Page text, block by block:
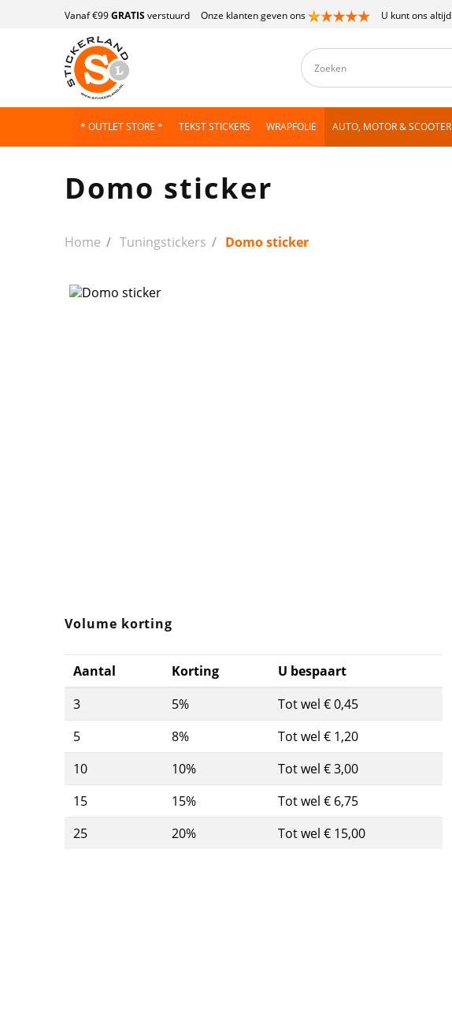
Vanaf €99GRATIS verstuurd Onze klanten geven ons U kunt ons altijd
* OUTLET STORE * TEKST STICKERS WRAPFOLIE AUTO, MOTOR & SCOOTER
Domo sticker
Home Tuningstickers Domo sticker
Volume korting
Aantal Korting
U bespaart
3
5%
Tot wel € 0,45
5
8%
Tot wel € 1,20
10
10%
Tot wel € 3,00
15
15%
Tot wel € 6,75
25
20% Tot wel € 15,00